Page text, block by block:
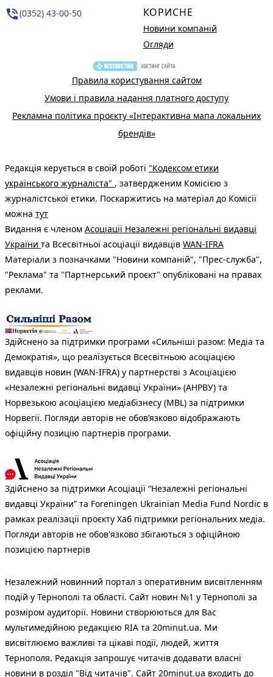
phone_in_talk(0352) 43-00-50 КОРИСНЕ
Новини компаній
Огляди
Правила користування сайтом
Умови і правила надання платного доступу
Рекламна політика проєкту «Інтерактивна мапа локальних
брендів»
Редакція керується в своїй роботі "Кодексом етики
українського журналіста" , затвердженим Комісією з
журналістської етики. Поскаржитись на матеріал до Комісії
можна тут
Видання є членом Асоціації Незалежні регіональні видавці
України та Всесвітньої асоціації видавців WAN-IFRA
Матеріали з позначками "Новини компаній", "Прес-служба",
"Реклама" та "Партнерський проєкт" опубліковані на правах
реклами.
Здійснено за підтримки програми «Сильніші разом: Медіа та
Демократія», що реалізується Всесвітньою асоціацією
видавців новин (WAN-IFRA) у партнерстві з Асоціацією
«Незалежні регіональні видавці України» (АНРВУ) та
Норвезькою асоціацією медіабізнесу (MBL) за підтримки
Норвегії. Погляди авторів не обов’язково відображають
офіційну позицію партнерів програми.
Здійснено за підтримки Асоціації “Незалежні регіональні
видавці України” та Foreningen Ukrainian Media Fund Nordic в
рамках реалізації проєкту Хаб підтримки регіональних медіа.
Погляди авторів не обов'язково збігаються з офіційною
позицією партнерів
Незалежний новинний портал з оперативним висвітленням
подій у Тернополі та області. Сайт новин №1 у Тернополі за
розміром аудиторії. Новини створюються для Вас
мультимедійною редакцією RIA та 20minut.ua. Ми
висвітлюємо важливі та цікаві події, людей, життя
Тернополя. Редакція запрошує читачів додавати власні
новини в розділ "Від читачів". Сайт 20minut.ua входить до